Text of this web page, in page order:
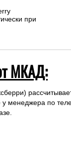
при
МКАД:
у менеджера по